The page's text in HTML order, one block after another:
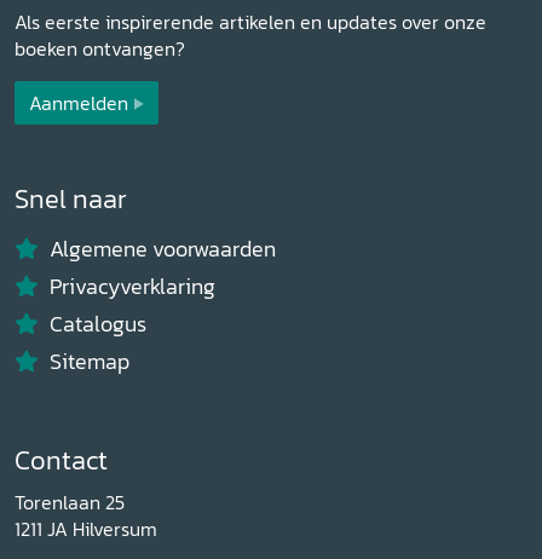
Als eerste inspirerende artikelen en updates over onze
boeken ontvangen?
Aanmelden
Snel naar
Algemene voorwaarden
Privacyverklaring
Catalogus
Sitemap
Contact
Torenlaan 25
1211 JA Hilversum